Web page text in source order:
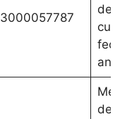
3000057787
de
fecha
del 2